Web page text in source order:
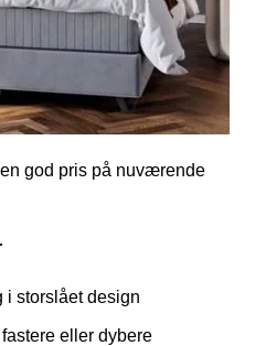
god pris på nuværende
i storslået design
eller dybere